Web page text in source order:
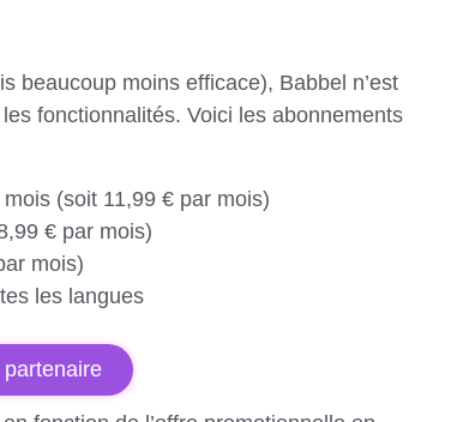
beaucoup moins efficace), Babbel n’est
fonctionnalités. Voici les abonnements
(soit 11,99 € par mois)
€ par mois)
mois)
les langues
partenaire